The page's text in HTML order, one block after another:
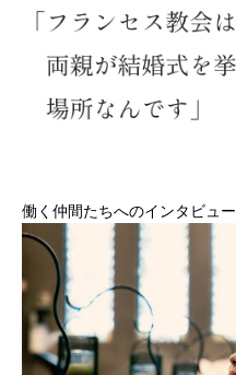
働く仲間たちへのインタビュー